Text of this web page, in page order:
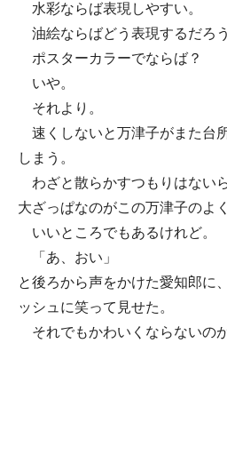
水彩ならば表現しやすい。
油絵ならばどう表現するだろ
ポスターカラーでならば？
いや。
それより。
速くしないと万津子がまた台
しまう。
わざと散らかすつもりはない
大ざっぱなのがこの万津子のよ
いいところでもあるけれど。
「あ、おい」
と後ろから声をかけた愛知郎に
ッシュに笑って見せた。
それでもかわいくならないの